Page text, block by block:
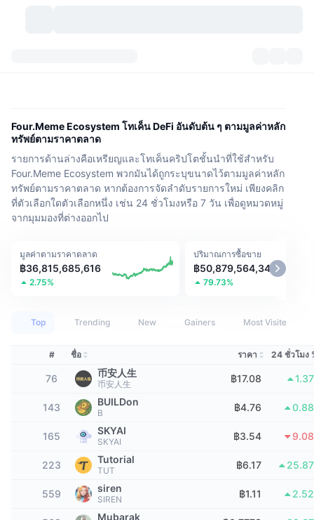
หมวดหมู่
ภาพตลาดย้อนหลัง
การปลดล็อกโทเคน
อัตราผลตอบแทน
สินทรัพย์ในโลกแห่งความเป็นจริง
ตารางอันดับ
ที่กำลังจะมาถึง
ที่เพิ่มเข้ามาล่าสุด
GainersและLosers
ที่มีผู้เข้าชมมากที่สุด
ภาพรวมของตลาด
ตลาด Spot
จำนวนคริปโทเคอร์เรนซี
คลังของ บิตคอยน์
คลังของ บีเอนบี
เงินไหลเข้า/ไหลออกของ Exchange
ดัชนีความกลัวและความโลภ
ดัชนีฤดูกาลอัลท์คอยน์
ตัวชี้วัดวัฏจักรตลาด
สัดส่วนมูลค่าตลาดรวมของบิตคอยน์เปรียบเทียบกับตล
กำลังมาแรง
ใหม่
ราคาบวก
Meme Explorer
นักเทรดชั้นนำ
การซื้อขายสินทรัพย์ดิจิทัลโดยผ่านคนกลาง:
Spot
ตราสารอนุพันธ์
ตราสารอนุพันธ์
ชุมชน
ฟีด
หัวข้อ
ไลฟ์สด
บทความ
เซนติเมนต์
API
API
API คริปโต
DEX API
องค์กร
แหล่งข้อมูล
เอกสาร
ผลิตภัณฑ์
ผลิตภัณฑ์
แปลงสกุลเงิน
จดหมายข่าว
CMC Launch
CMC Labs
CMC Max
ข่าวเด่น
Four.Meme Ecosystem โทเค็น DeFi อันดับต้น ๆ ตามมูลค่าหลัก
ทรัพย์ตามราคาตลาด
รายการด้านล่างคือเหรียญและโทเค็นคริปโตชั้นนำที่ใช้สำหรับ
Four.Meme Ecosystem พวกมันได้ถูกระบุขนาดไว้ตามมูลค่าหลัก
ทรัพย์ตามราคาตลาด หากต้องการจัดลำดับรายการใหม่ เพียงคลิก
ที่ตัวเลือกใดตัวเลือกหนึ่ง เช่น 24 ชั่วโมงหรือ 7 วัน เพื่อดูหมวดหมู่
จากมุมมองที่ต่างออกไป
มูลค่าตามราคาตลาด
฿36,815,685,616
2.75%
ปริมาณการซื้อขาย
฿50,879,564,342
79.73%
Top Trending New Gainers Most Visited
# ชื่อ ราคา 24 ชั่วโมง
76 币安人生
币安人生 ฿17.08
143 BUILDon
B ฿4.76
165 SKYAI
SKYAI ฿3.54
223 Tutorial
TUT ฿6.17
559 siren
SIREN ฿1.11
Mubarak